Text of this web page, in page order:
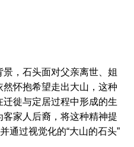
，石头面对父亲离世、姐
怀抱希望走出大山，这种
徙与定居过程中形成的生
家人后裔，将这种精神提
通过视觉化的“大山的石头”